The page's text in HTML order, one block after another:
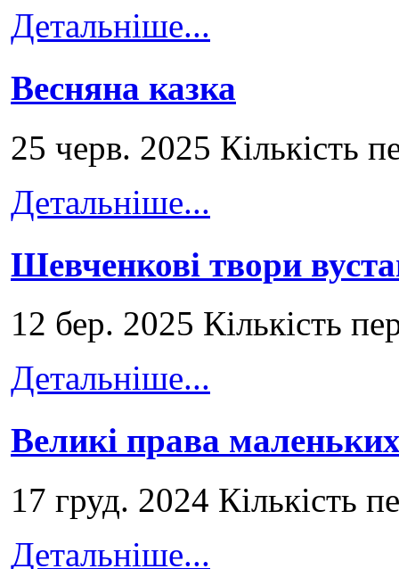
Детальніше...
Весняна казка
25 черв. 2025 Кількість
Детальніше...
Шевченкові твори
12 бер. 2025 Кількість
Детальніше...
Великі права маленьких
17 груд. 2024 Кількість
Детальніше...